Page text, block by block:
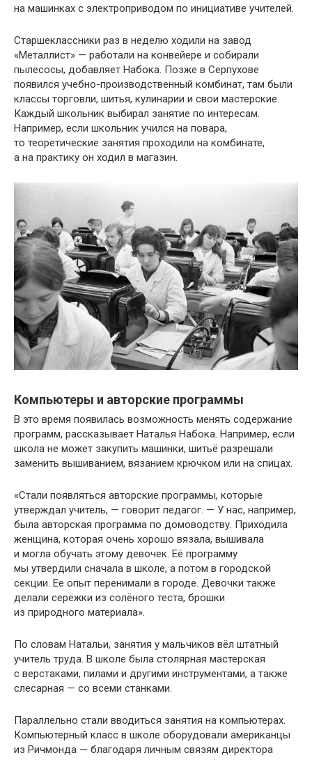
на машинках с электроприводом по инициативе учителей.
Старшеклассники раз в неделю ходили на завод
«Металлист» — работали на конвейере и собирали
пылесосы, добавляет Набока. Позже в Серпухове
появился учебно-производственный комбинат, там были
классы торговли, шитья, кулинарии и свои мастерские.
Каждый школьник выбирал занятие по интересам.
Например, если школьник учился на повара,
то теоретические занятия проходили на комбинате,
а на практику он ходил в магазин.
Компьютеры и авторские программы
В это время появилась возможность менять содержание
программ, рассказывает Наталья Набока. Например, если
школа не может закупить машинки, шитьё разрешали
заменить вышиванием, вязанием крючком или на спицах.
«Стали появляться авторские программы, которые
утверждал учитель, — говорит педагог. — У нас, например,
была авторская программа по домоводству. Приходила
женщина, которая очень хорошо вязала, вышивала
и могла обучать этому девочек. Её программу
мы утвердили сначала в школе, а потом в городской
секции. Ее опыт перенимали в городе. Девочки также
делали серёжки из солёного теста, брошки
из природного материала».
По словам Натальи, занятия у мальчиков вёл штатный
учитель труда. В школе была столярная мастерская
с верстаками, пилами и другими инструментами, а также
слесарная — со всеми станками.
Параллельно стали вводиться занятия на компьютерах.
Компьютерный класс в школе оборудовали американцы
из Ричмонда — благодаря личным связям директора